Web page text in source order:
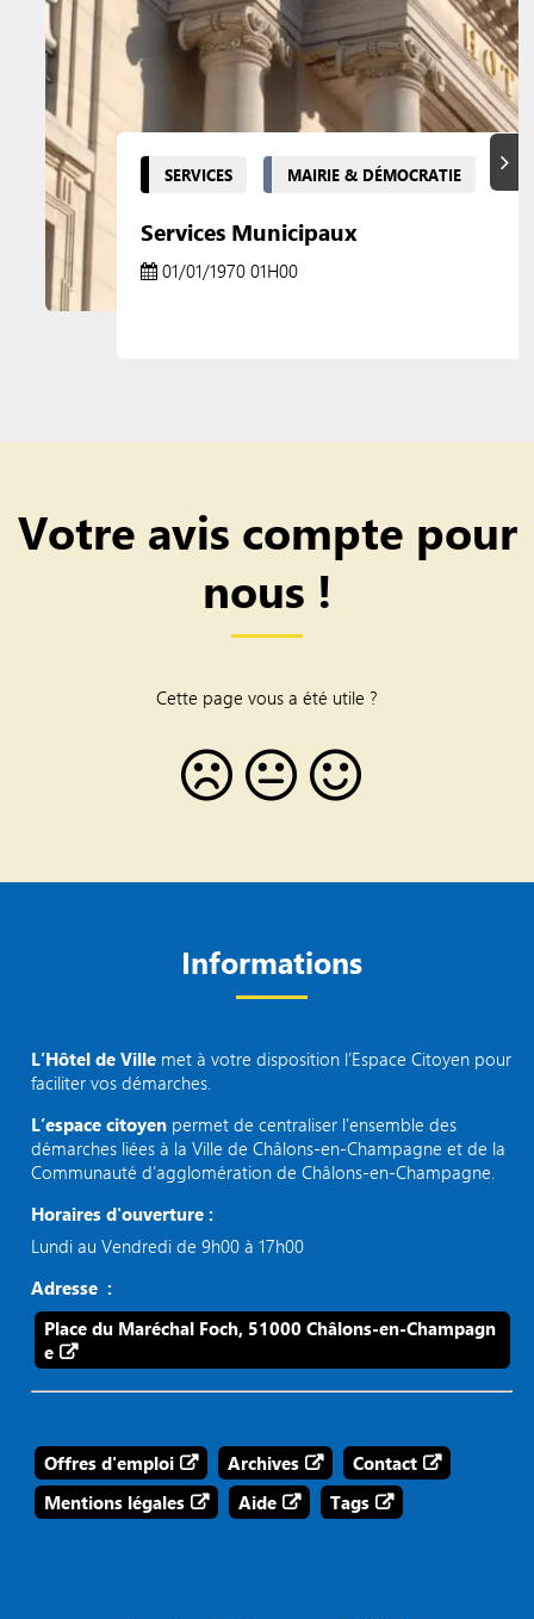
SERVICES MAIRIE & DÉMOCRATIE
Services Municipaux
01/01/1970 01H00
Votre avis compte pour
nous !
Cette page vous a été utile ?
Informations
L’Hôtel de Ville met à votre disposition l’Espace Citoyen pour
faciliter vos démarches.
L’espace citoyen permet de centraliser l’ensemble des
démarches liées à la Ville de Châlons-en-Champagne et de la
Communauté d’agglomération de Châlons-en-Champagne.
Horaires d'ouverture :
Lundi au Vendredi de 9h00 à 17h00
Adresse :
Place du Maréchal Foch, 51000 Châlons-en-Champagn
e
Offres d'emploi Archives
Contact
Mentions légales
Aide Tags